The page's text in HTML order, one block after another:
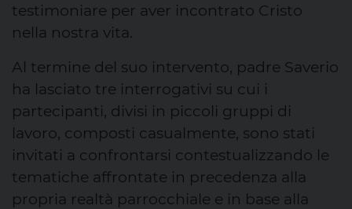
testimoniare per aver incontrato Cristo
nella nostra vita.
Al termine del suo intervento, padre Saverio
ha lasciato tre interrogativi su cui i
partecipanti, divisi in piccoli gruppi di
lavoro, composti casualmente, sono stati
invitati a confrontarsi contestualizzando le
tematiche affrontate in precedenza alla
propria realtà parrocchiale e in base alla